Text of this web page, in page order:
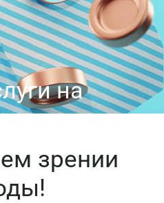
на
зрении